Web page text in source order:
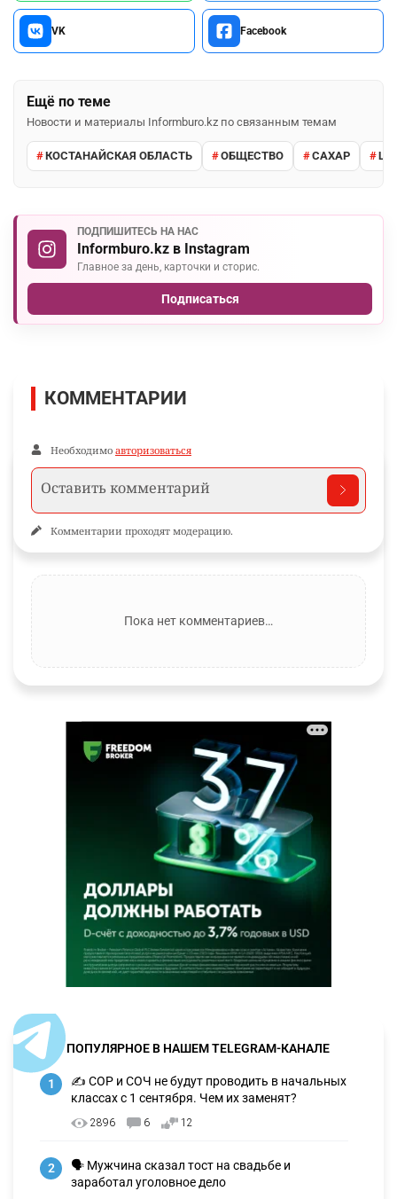
VK Facebook
Ещё по теме
Новости и материалы Informburo.kz по связанным темам
КОСТАНАЙСКАЯ ОБЛАСТЬ ОБЩЕСТВО САХАР
ПОДПИШИТЕСЬ НА НАС
Informburo.kz в Instagram
Главное за день, карточки и сторис.
Подписаться
КОММЕНТАРИИ
Необходимо авторизоваться
Комментарии проходят модерацию.
Пока нет комментариев…
ПОПУЛЯРНОЕ В НАШЕМ TELEGRAM-КАНАЛЕ
1
✍️ СОР и СОЧ не будут проводить в начальных
классах с 1 сентября. Чем их заменят?
2896 6 12
2
🗣 Мужчина сказал тост на свадьбе и
заработал уголовное дело